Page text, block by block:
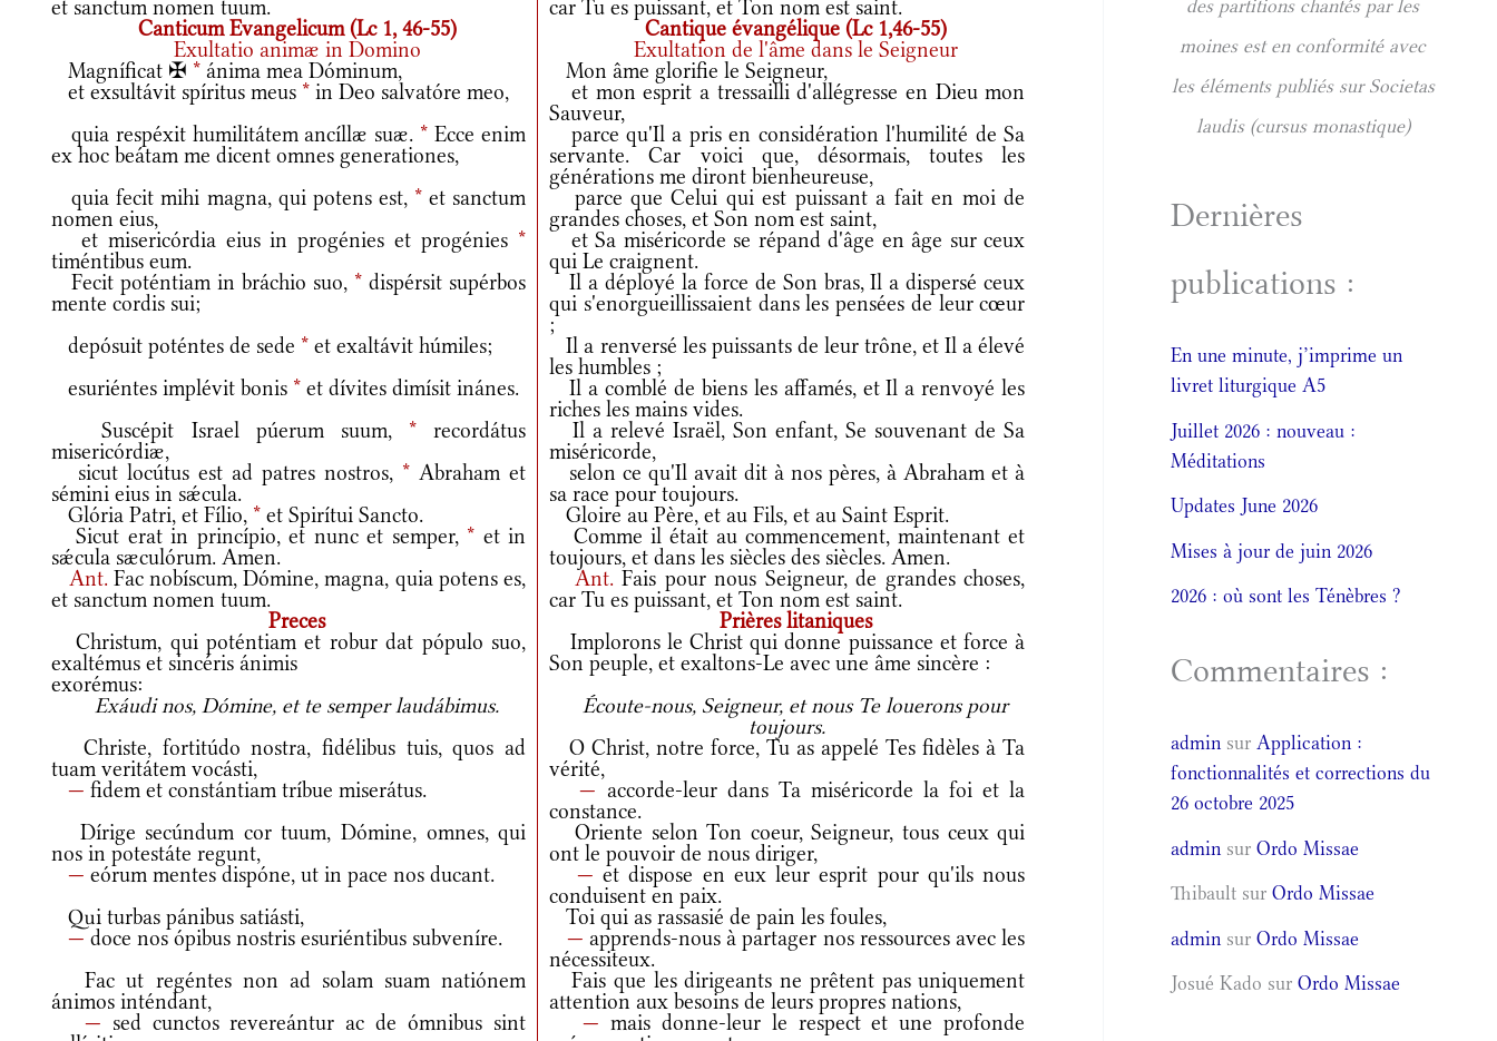
et sanctum nomen tuum.
car Tu es puissant, et Ton nom est saint.
Canticum Evangelicum (Lc 1, 46-55)
Cantique évangélique (Lc 1,46-55)
Exultatio animæ in Domino
Exultation de l'âme dans le Seigneur
Magníficat ✠ * ánima mea Dóminum,
Mon âme glorifie le Seigneur,
et exsultávit spíritus meus * in Deo salvatóre meo,
et mon esprit a tressailli d'allégresse en Dieu mon
Sauveur,
quia respéxit humilitátem ancíllæ suæ. * Ecce enim
ex hoc beátam me dicent omnes generationes,
parce qu'Il a pris en considération l'humilité de Sa
servante. Car voici que, désormais, toutes les
générations me diront bienheureuse,
quia fecit mihi magna, qui potens est, *et sanctum
nomen eius,
parce que Celui qui est puissant a fait en moi de
grandes choses, et Son nom est saint,
et misericórdia eius in progénies et progénies *
timéntibus eum.
et Sa miséricorde se répand d'âge en âge sur ceux
qui Le craignent.
Fecit poténtiam in bráchio suo, * dispérsit supérbos
mente cordis sui;
Il a déployé la force de Son bras, Il a dispersé ceux
qui s'enorgueillissaient dans les pensées de leur cœur
;
depósuit poténtes de sede * et exaltávit húmiles;
Il a renversé les puissants de leur trône, et Il a élevé
les humbles ;
esuriéntes implévit bonis * et dívites dimísit inánes.
Il a comblé de biens les affamés, et Il a renvoyé les
riches les mains vides.
Suscépit Israel púerum suum, *recordátus
misericórdiæ,
Il a relevé Israël, Son enfant, Se souvenant de Sa
miséricorde,
sicut locútus est ad patres nostros, * Abraham et
sémini eius in sǽcula.
selon ce qu'Il avait dit à nos pères, à Abraham et à
sa race pour toujours.
Glória Patri, et Fílio, * et Spirítui Sancto.
Gloire au Père, et au Fils, et au Saint Esprit.
Sicut erat in princípio, et nunc et semper, * et in
sǽcula sæculórum. Amen.
Comme il était au commencement, maintenant et
toujours, et dans les siècles des siècles. Amen.
Ant. Fac nobíscum, Dómine, magna, quia potens es,
et sanctum nomen tuum.
Ant.Fais pour nous Seigneur, de grandes choses,
car Tu es puissant, et Ton nom est saint.
Preces
Prières litaniques
Christum, qui poténtiam et robur dat pópulo suo,
exaltémus et sincéris ánimis
exorémus:
Implorons le Christ qui donne puissance et force à
Son peuple, et exaltons-Le avec une âme sincère :
Exáudi nos, Dómine, et te semper laudábimus.
Écoute-nous, Seigneur, et nous Te louerons pour
toujours.
Christe, fortitúdo nostra, fidélibus tuis, quos ad
tuam veritátem vocásti,
O Christ, notre force, Tu as appelé Tes fidèles à Ta
vérité,
— fidem et constántiam tríbue miserátus. — accorde-leur dans Ta miséricorde la foi et la
constance.
Dírige secúndum cor tuum, Dómine, omnes, qui
nos in potestáte regunt,
Oriente selon Ton coeur, Seigneur, tous ceux qui
ont le pouvoir de nous diriger,
— eórum mentes dispóne, ut in pace nos ducant. — et dispose en eux leur esprit pour qu'ils nous
conduisent en paix.
Qui turbas pánibus satiásti,
Toi qui as rassasié de pain les foules,
—doce nos ópibus nostris esuriéntibus subveníre. — apprends-nous à partager nos ressources avec les
nécessiteux.
Fac ut regéntes non ad solam suam natiónem
ánimos inténdant,
Fais que les dirigeants ne prêtent pas uniquement
attention aux besoins de leurs propres nations,
— sed cunctos revereántur ac de ómnibus sint
— mais donne-leur le respect et une profonde
des partitions chantés par les
moines est en conformité avec
les éléments publiés sur Societas
laudis (cursus monastique)
Dernières
publications :
En une minute, j’imprime un
livret liturgique A5
Juillet 2026 : nouveau :
Méditations
Updates June 2026
Mises à jour de juin 2026
2026 : où sont les Ténèbres ?
Commentaires :
admin surApplication :
fonctionnalités et corrections du
26 octobre 2025
admin surOrdo Missae
Thibault surOrdo Missae
admin surOrdo Missae
Josué Kado surOrdo Missae